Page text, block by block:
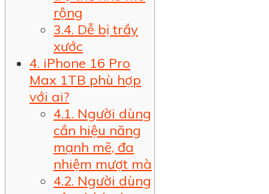
rộng
3.4. Dễ bị trầy
xước
4. iPhone 16 Pro
Max 1TB phù hợp
với ai?
4.1. Người dùng
cần hiệu năng
mạnh mẽ, đa
nhiệm mượt mà
4.2. Người dùng